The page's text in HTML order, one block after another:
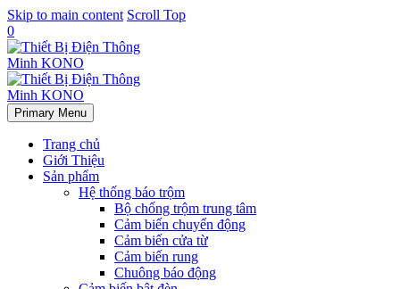
Skip to main content Scroll Top
0
Primary Menu
Trang chủ
Giới Thiệu
Sản phẩm
Hệ thống báo trộm
Bộ chống trộm trung tâm
Cảm biến chuyển động
Cảm biến cửa từ
Cảm biến rung
Chuông báo động